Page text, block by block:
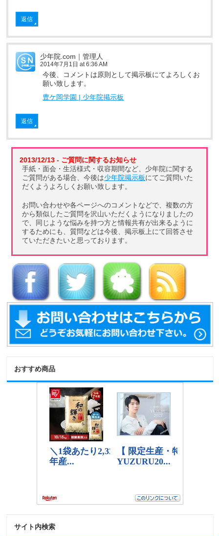
返信
少年院.com｜管理人
2014年7月1日 at 6:36 AM
今後、コメントは原則として掲示板にてよろしくお
願い致します。
豊ケ岡学園 | 少年院掲示板
返信
2013/12/13 - ご質問に関するお知らせ
手紙・面会・生活様式・収容期間など、少年院に関する
ご質問がある場合、今後は少年院掲示板にてご質問いた
だくようよろしくお願い致します。
お問い合わせや各ページへのコメントなどで、複数の方
から類似したご質問を沢山いただくようになりましたの
で、同じような悩みを持つ方と情報共有が出来るように
するためにも、質問などは今後、掲示板上にて回答させ
ていただきたいと思っております。
おすすめ商品
サイト内検索